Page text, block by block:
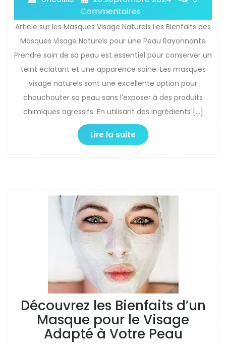
Commentaires
Article sur les Masques Visage Naturels Les Bienfaits des
Masques Visage Naturels pour une Peau Rayonnante
Prendre soin de sa peau est essentiel pour conserver un
teint éclatant et une apparence saine. Les masques
visage naturels sont une excellente option pour
chouchouter sa peau sans l’exposer à des produits
chimiques agressifs. En utilisant des ingrédients […]
Lire la suite
Découvrez les Bienfaits d’un
Masque pour le Visage
Adapté à Votre Peau